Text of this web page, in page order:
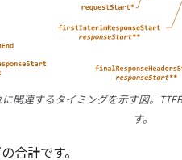
関連するタイミングを示す図。TTFB
す。
合計です。